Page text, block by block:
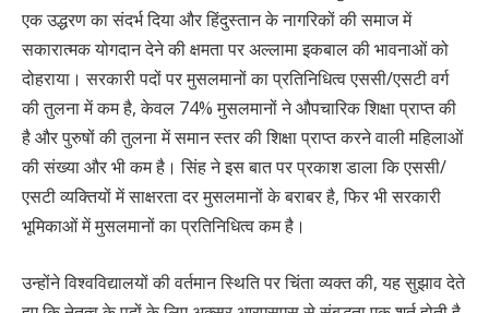
एक उद्धरण का संदर्भ दिया और हिंदुस्तान के नागरिकों की समाज में
सकारात्मक योगदान देने की क्षमता पर अल्लामा इकबाल की भावनाओं को
दोहराया। सरकारी पदों पर मुसलमानों का प्रतिनिधित्व एससी/एसटी वर्ग
की तुलना में कम है, केवल 74% मुसलमानों ने औपचारिक शिक्षा प्राप्त की
है और पुरुषों की तुलना में समान स्तर की शिक्षा प्राप्त करने वाली महिलाओं
की संख्या और भी कम है। सिंह ने इस बात पर प्रकाश डाला कि एससी/
एसटी व्यक्तियों में साक्षरता दर मुसलमानों के बराबर है, फिर भी सरकारी
भूमिकाओं में मुसलमानों का प्रतिनिधित्व कम है।
उन्होंने विश्वविद्यालयों की वर्तमान स्थिति पर चिंता व्यक्त की, यह सुझाव देते